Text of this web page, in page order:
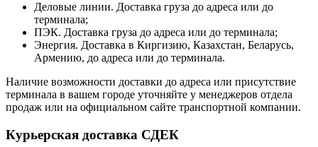
Деловые линии. Доставка груза до адреса или до
терминала;
ПЭК. Доставка груза до адреса или до терминала;
Энергия. Доставка в Киргизию, Казахстан, Беларусь,
Армению, до адреса или до терминала.
Наличие возможности доставки до адреса или присутствие
терминала в вашем городе уточняйте у менеджеров отдела
продаж или на официальном сайте транспортной компании.
Курьерская доставка СДЕК